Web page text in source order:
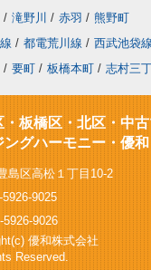
/ 滝野川 / 赤羽 / 熊野町
/ 都電荒川線 / 西武池袋線
/ 要町 / 板橋本町 / 志村三
・板橋区・北区・中
ングハーモニー・優和
島区高松１丁目10-2
9025
5926-9026
優和株式会社
Reserved.